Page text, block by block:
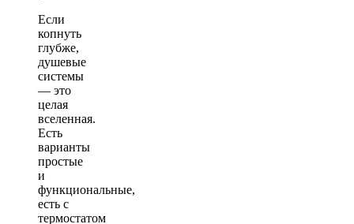
Если
копнуть
глубже,
душевые
системы
— это
целая
вселенная.
Есть
варианты
простые
и
функциональные,
есть с
термостатом